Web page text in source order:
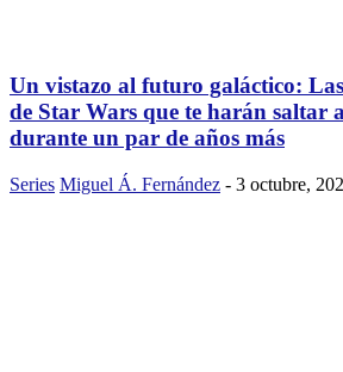
Un vistazo al futuro galáctico:
de Star Wars que te harán saltar
durante un par de años más
Series Miguel Á. Fernández - 3 octubre,